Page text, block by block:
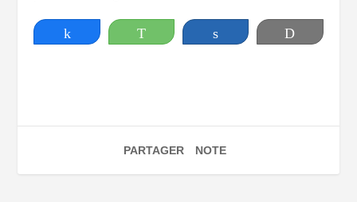
Partagez WhatsApp Partagez Print
PARTAGER NOTE